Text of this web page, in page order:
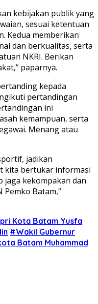
kebijakan publik yang
sesuai ketentuan
Kedua memberikan
dan berkualitas, serta
NKRI. Berikan
paparnya.
kepada
pertandingan
ini
kemampuan, serta
Menang atau
jadikan
kita bertukar informasi
jaga kekompakan dan
Pemko Batam,”
Kota Batam Yusfa
#Wakil Gubernur
Batam Muhammad